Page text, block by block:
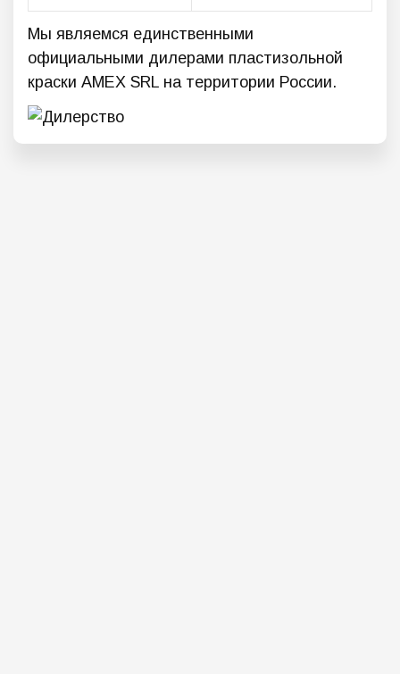
Мы являемся единственными
официальными дилерами пластизольной
краски AMEX SRL на территории России.